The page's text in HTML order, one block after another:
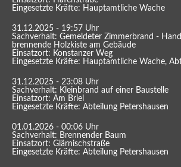
Eingesetzte Kräfte: Hauptamtliche Wache
31.12.2025 - 19:57 Uhr
Sachverhalt: Gemeldeter Zimmerbrand -
brennende Holzkiste am Gebäude
Einsatzort: Konstanzer Weg
Eingesetzte Kräfte: Hauptamtliche Wache,
31.12.2025 - 23:08 Uhr
Sachverhalt: Kleinbrand auf einer Baustelle
Einsatzort: Am Briel
Eingesetzte Kräfte: Abteilung Petershausen
01.01.2026 - 00:06 Uhr
Sachverhalt: Brennender Baum
Einsatzort: Glärnischstraße
Eingesetzte Kräfte: Abteilung Petershausen